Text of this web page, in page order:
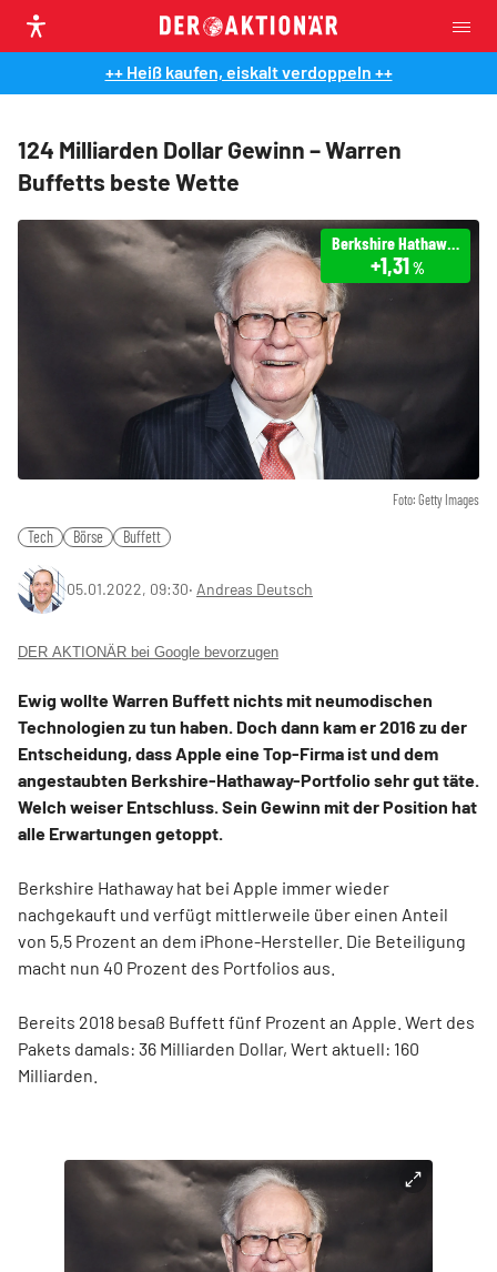
++ Heiß kaufen, eiskalt verdoppeln ++
124 Milliarden Dollar Gewinn – Warren
Buffetts beste Wette
Foto: Getty Images
Berkshire Hathaway
+1,31%
Tech Börse Buffett
05.01.2022, 09:30‧ Andreas Deutsch
DER AKTIONÄR bei Google bevorzugen
Ewig wollte Warren Buffett nichts mit neumodischen
Technologien zu tun haben. Doch dann kam er 2016 zu der
Entscheidung, dass Apple eine Top-Firma ist und dem
angestaubten Berkshire-Hathaway-Portfolio sehr gut täte.
Welch weiser Entschluss. Sein Gewinn mit der Position hat
alle Erwartungen getoppt.
Berkshire Hathaway hat bei Apple immer wieder
nachgekauft und verfügt mittlerweile über einen Anteil
von 5,5 Prozent an dem iPhone-Hersteller. Die Beteiligung
macht nun 40 Prozent des Portfolios aus.
Bereits 2018 besaß Buffett fünf Prozent an Apple. Wert des
Pakets damals: 36 Milliarden Dollar, Wert aktuell: 160
Milliarden.